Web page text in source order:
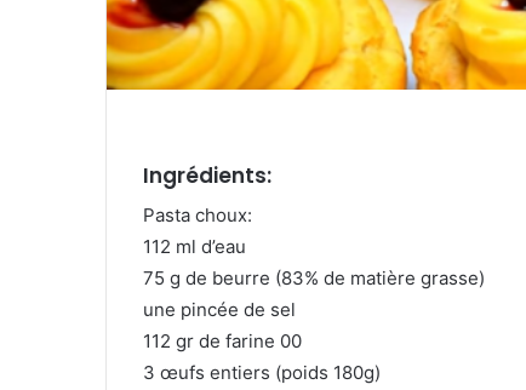
Ingrédients:
Pasta choux:
112 ml d’eau
75 g de beurre (83% de matière grasse)
une pincée de sel
112 gr de farine 00
3 œufs entiers (poids 180g)